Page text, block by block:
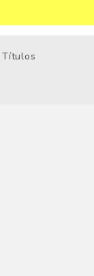
Títulos